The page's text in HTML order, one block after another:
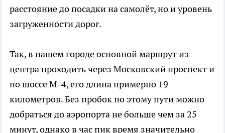
расстояние до посадки на самолёт, но и уровень
загруженности дорог.
Так, в нашем городе основной маршрут из
центра проходить через Московский проспект и
по шоссе М-4, его длина примерно 19
километров. Без пробок по этому пути можно
добраться до аэропорта не больше чем за 25
минут, однако в час пик время значительно